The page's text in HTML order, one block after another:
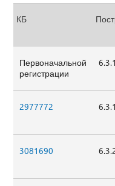
КБ
Первоначальной
регистрации
2977772
3081690